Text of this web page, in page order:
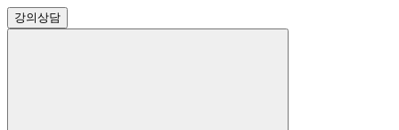
강의상담